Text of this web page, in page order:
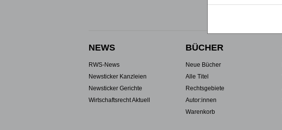
NEWS
RWS-News
Newsticker Kanzleien
Newsticker Gerichte
Wirtschaftsrecht Aktuell
BÜCHER
Neue Bücher
Alle Titel
Rechtsgebiete
Autor:innen
Warenkorb